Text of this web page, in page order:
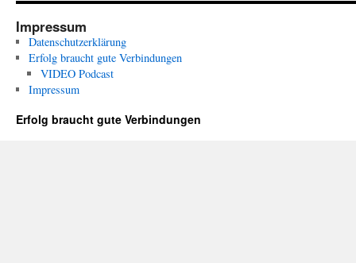
Impressum
Datenschutzerklärung
Erfolg braucht gute Verbindungen
VIDEO Podcast
Impressum
Erfolg braucht gute Verbindungen